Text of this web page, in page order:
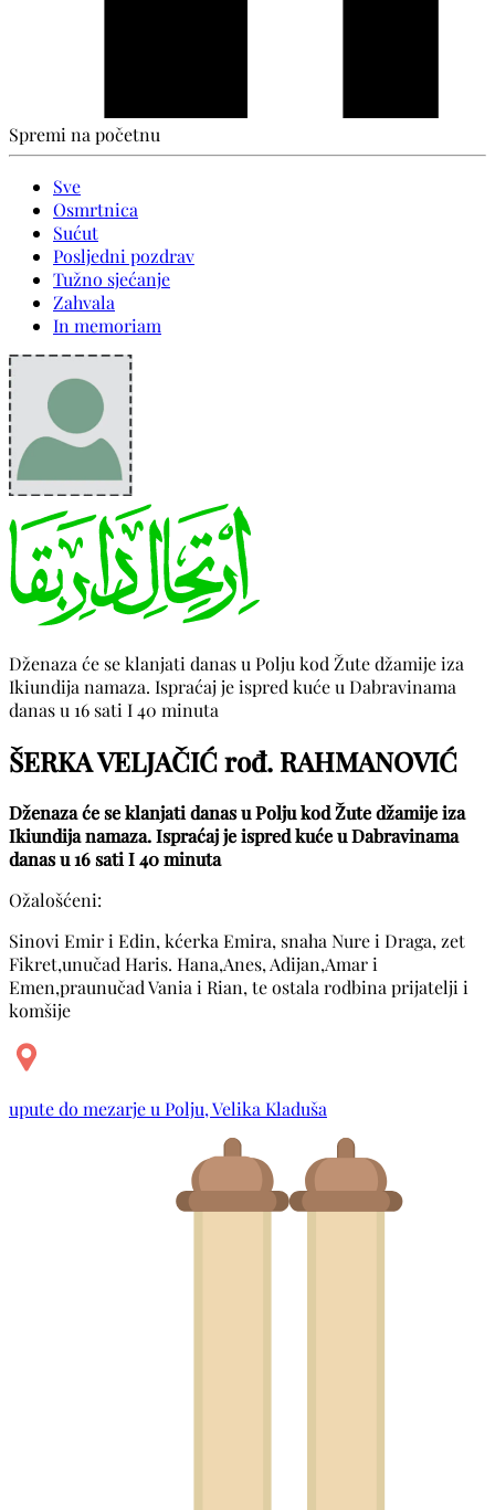
Spremi na početnu
Sve
Osmrtnica
Sućut
Posljedni pozdrav
Tužno sjećanje
Zahvala
In memoriam
Dženaza će se klanjati danas u Polju kod Žute džamije iza
Ikiundija namaza. Ispraćaj je ispred kuće u Dabravinama
danas u 16 sati I 40 minuta
ŠERKA VELJAČIĆ rođ. RAHMANOVIĆ
Dženaza će se klanjati danas u Polju kod Žute džamije iza
Ikiundija namaza. Ispraćaj je ispred kuće u Dabravinama
danas u 16 sati I 40 minuta
Ožalošćeni:
Sinovi Emir i Edin, kćerka Emira, snaha Nure i Draga, zet
Fikret,unučad Haris. Hana,Anes, Adijan,Amar i
Emen,praunučad Vania i Rian, te ostala rodbina prijatelji i
komšije
upute do mezarje u Polju, Velika Kladuša